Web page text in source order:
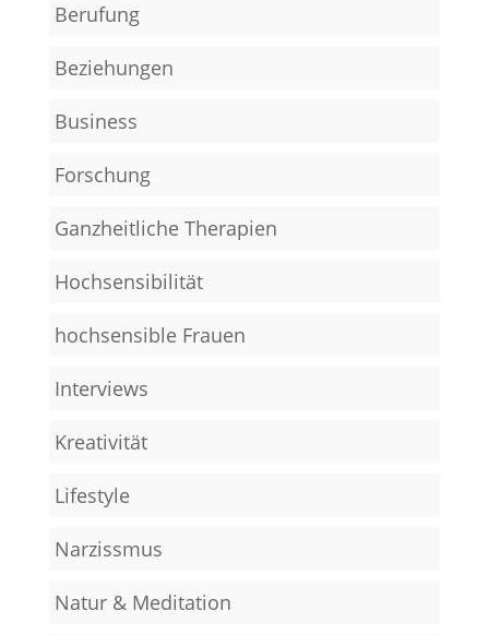
Berufung
Beziehungen
Business
Forschung
Ganzheitliche Therapien
Hochsensibilität
hochsensible Frauen
Interviews
Kreativität
Lifestyle
Narzissmus
Natur & Meditation